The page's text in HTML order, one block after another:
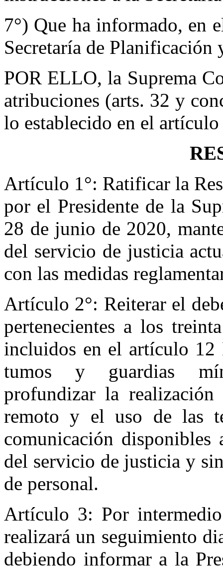
7°) Que ha informado, en
Secretaría de Planificación
POR ELLO, la Suprema
atribuciones (arts. 32 y
lo establecido en el
Artículo 1°: Ratificar la
por el Presidente de la
28 de junio de 2020,
del servicio de justicia
con las medidas
Artículo 2°: Reiterar el
pertenecientes a los
incluidos en el artículo 12
tumos y guardias
profundizar la realización
remoto y el uso de las
comunicación
del servicio de justicia y
de personal.
Artículo 3: Por
realizará un seguimiento
debiendo informar a la